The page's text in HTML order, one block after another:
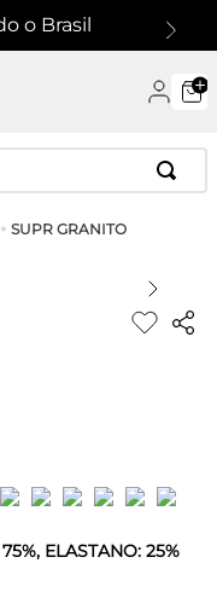
o Brasil
SUPR GRANITO
ELASTANO: 25%